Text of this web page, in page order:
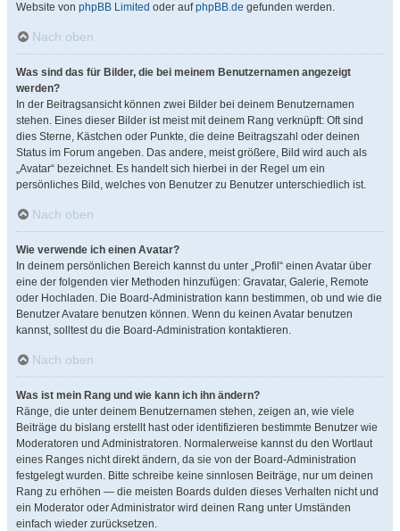
Website von phpBB Limited oder aufphpBB.de gefunden werden.
Nach oben
Was sind das für Bilder, die bei meinem Benutzernamen angezeigt
werden?
In der Beitragsansicht können zwei Bilder bei deinem Benutzernamen
stehen. Eines dieser Bilder ist meist mit deinem Rang verknüpft: Oft sind
dies Sterne, Kästchen oder Punkte, die deine Beitragszahl oder deinen
Status im Forum angeben. Das andere, meist größere, Bild wird auch als
„Avatar“ bezeichnet. Es handelt sich hierbei in der Regel um ein
persönliches Bild, welches von Benutzer zu Benutzer unterschiedlich ist.
Nach oben
Wie verwende ich einen Avatar?
In deinem persönlichen Bereich kannst du unter „Profil“ einen Avatar über
eine der folgenden vier Methoden hinzufügen: Gravatar, Galerie, Remote
oder Hochladen. Die Board-Administration kann bestimmen, ob und wie die
Benutzer Avatare benutzen können. Wenn du keinen Avatar benutzen
kannst, solltest du die Board-Administration kontaktieren.
Nach oben
Was ist mein Rang und wie kann ich ihn ändern?
Ränge, die unter deinem Benutzernamen stehen, zeigen an, wie viele
Beiträge du bislang erstellt hast oder identifizieren bestimmte Benutzer wie
Moderatoren und Administratoren. Normalerweise kannst du den Wortlaut
eines Ranges nicht direkt ändern, da sie von der Board-Administration
festgelegt wurden. Bitte schreibe keine sinnlosen Beiträge, nur um deinen
Rang zu erhöhen — die meisten Boards dulden dieses Verhalten nicht und
ein Moderator oder Administrator wird deinen Rang unter Umständen
einfach wieder zurücksetzen.